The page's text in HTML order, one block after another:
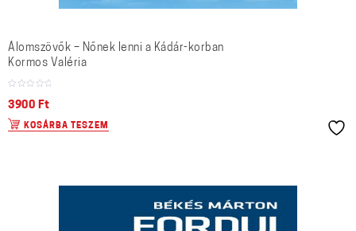
Álomszövők – Nőnek lenni a Kádár-korban
Kormos Valéria
3900 Ft
KOSÁRBA TESZEM